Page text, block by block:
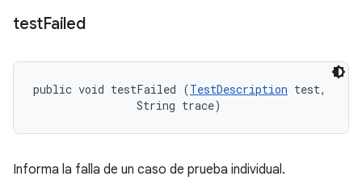
testFailed
public void testFailed (TestDescription test,
                String trace)
Informa la falla de un caso de prueba individual.